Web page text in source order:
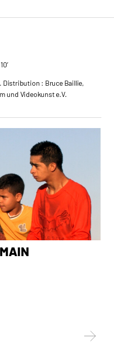
Distribution : Bruce Baillie,
und Videokunst e.V.